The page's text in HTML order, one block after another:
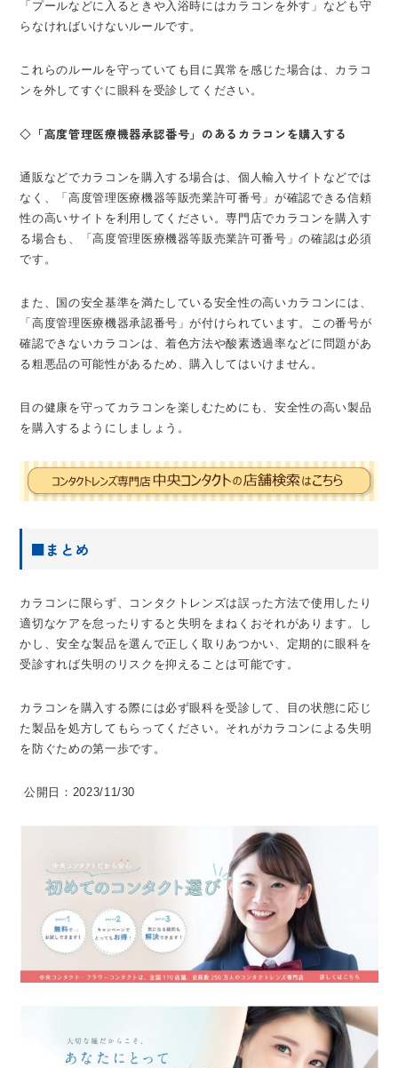
「プールなどに入るときや入浴時にはカラコンを外す」なども守
らなければいけないルールです。
これらのルールを守っていても目に異常を感じた場合は、カラコ
ンを外してすぐに眼科を受診してください。
◇「高度管理医療機器承認番号」のあるカラコンを購入する
通販などでカラコンを購入する場合は、個人輸入サイトなどでは
なく、「高度管理医療機器等販売業許可番号」が確認できる信頼
性の高いサイトを利用してください。専門店でカラコンを購入す
る場合も、「高度管理医療機器等販売業許可番号」の確認は必須
です。
また、国の安全基準を満たしている安全性の高いカラコンには、
「高度管理医療機器承認番号」が付けられています。この番号が
確認できないカラコンは、着色方法や酸素透過率などに問題があ
る粗悪品の可能性があるため、購入してはいけません。
目の健康を守ってカラコンを楽しむためにも、安全性の高い製品
を購入するようにしましょう。
■まとめ
カラコンに限らず、コンタクトレンズは誤った方法で使用したり
適切なケアを怠ったりすると失明をまねくおそれがあります。し
かし、安全な製品を選んで正しく取りあつかい、定期的に眼科を
受診すれば失明のリスクを抑えることは可能です。
カラコンを購入する際には必ず眼科を受診して、目の状態に応じ
た製品を処方してもらってください。それがカラコンによる失明
を防ぐための第一歩です。
公開日：2023/11/30